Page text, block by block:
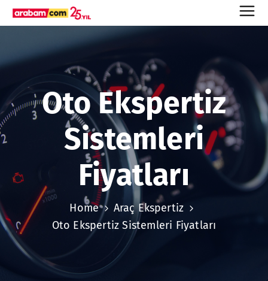
Oto Ekspertiz
Sistemleri
Fiyatları
Home
Araç Ekspertiz
Oto Ekspertiz Sistemleri Fiyatları